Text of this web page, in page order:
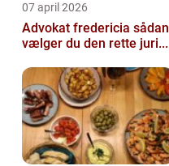
07 april 2026
Advokat fredericia sådan
vælger du den rette juri...